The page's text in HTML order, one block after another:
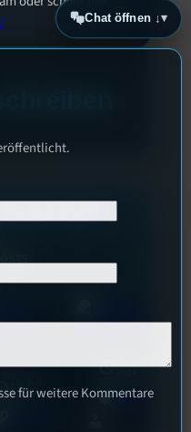
2026
Allgemein
Chat öffnen ↓
für weitere Kommentare